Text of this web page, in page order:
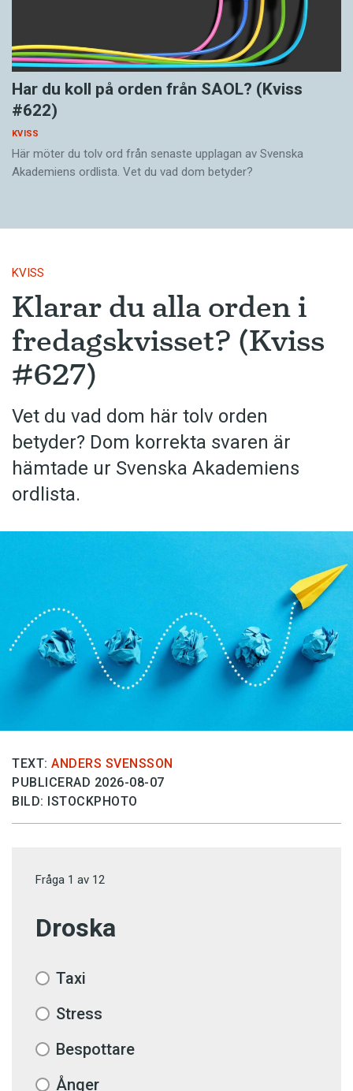
Har du koll på orden från SAOL? (Kviss
#622)
KVISS
Här möter du tolv ord från senaste upplagan av Svenska
Akademiens ordlista. Vet du vad dom betyder?
KVISS
Klarar du alla orden i
fredagskvisset? (Kviss
#627)
Vet du vad dom här tolv orden
betyder? Dom korrekta svaren är
hämtade ur Svenska Akademiens
ordlista.
TEXT: ANDERS SVENSSON
PUBLICERAD 2026-08-07
BILD: ISTOCKPHOTO
Fråga 1 av 12
Droska
Taxi
Stress
Bespottare
Ånger